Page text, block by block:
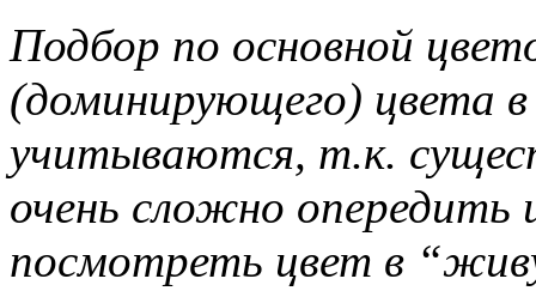
Подбор по основной
(доминирующего) цвета
учитываются, т.к.
очень сложно опередить
посмотреть цвет в